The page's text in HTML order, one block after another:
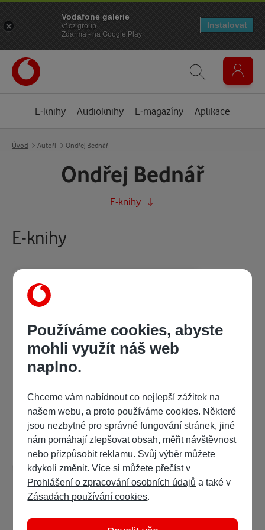
E-knihy Audioknihy E-magazíny Aplikace
Úvod Autoři Ondřej Bednář
Ondřej Bednář
E-knihy
E-knihy
Ondřej Bednář
Indiánské pohádky a mýty
52 Kč / 84 bodů
Detail
Používáme cookies, abyste
mohli využít náš web
naplno.
Chceme vám nabídnout co nejlepší zážitek na
našem webu, a proto používáme cookies. Některé
jsou nezbytné pro správné fungování stránek, jiné
nám pomáhají zlepšovat obsah, měřit návštěvnost
nebo přizpůsobit reklamu. Svůj výběr můžete
kdykoli změnit. Více si můžete přečíst v
Prohlášení o zpracování osobních údajů a také v
Zásadách používání cookies.
Vodafone galerie
vf.cz.group
Zdarma - na Google Play
Instalovat